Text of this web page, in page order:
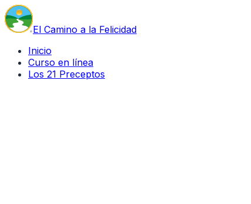
El Camino a la Felicidad
Inicio
Curso en línea
Los 21 Preceptos